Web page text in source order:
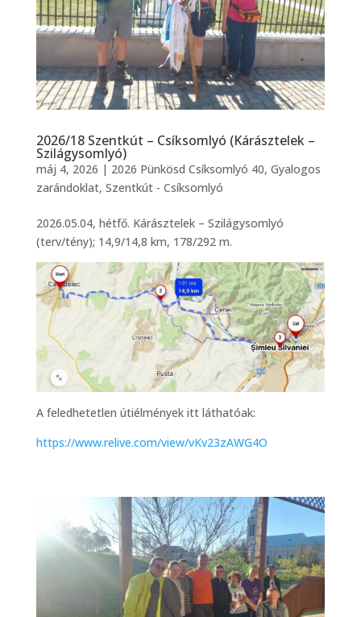
2026/18 Szentkút – Csíksomlyó (Kárásztelek –
Szilágysomlyó)
máj 4, 2026 | 2026 Pünkösd Csíksomlyó 40, Gyalogos
zarándoklat, Szentkút - Csíksomlyó
2026.05.04, hétfő. Kárásztelek – Szilágysomlyó
(terv/tény); 14,9/14,8 km, 178/292 m.
A feledhetetlen útiélmények itt láthatóak:
https://www.relive.com/view/vKv23zAWG4O